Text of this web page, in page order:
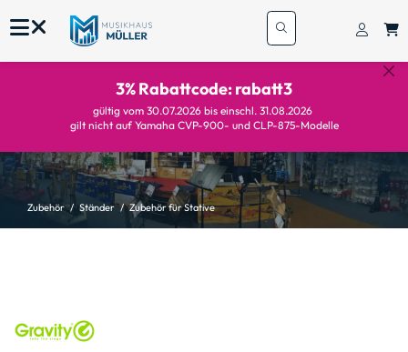
3% Rabattcode: rabatt3
gültig vom 30.07.2026 bis einschl. 31.08.2026
gilt nicht auf Yamaha CVP-900- und CLP-875-Modelle
Zubehör Ständer Zubehör für Stative